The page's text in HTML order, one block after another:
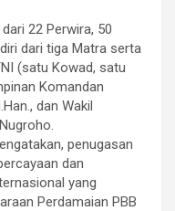
22 Perwira, 50
dari tiga Matra serta
(satu Kowad, satu
Komandan
dan Wakil
penugasan
dan
yang
Perdamaian PBB